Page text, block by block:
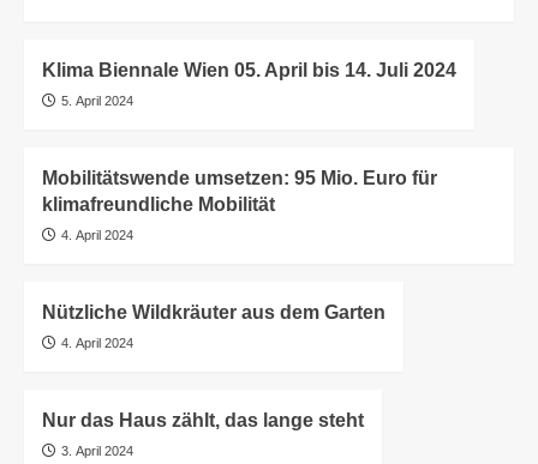
Klima Biennale Wien 05. April bis 14. Juli 2024
5. April 2024
Mobilitätswende umsetzen: 95 Mio. Euro für
klimafreundliche Mobilität
4. April 2024
Nützliche Wildkräuter aus dem Garten
4. April 2024
Nur das Haus zählt, das lange steht
3. April 2024